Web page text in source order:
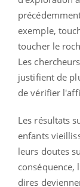
exemple,
toucher le
Les
justifient de
de vérifier
Les résultats
enfants
leurs doutes
dires